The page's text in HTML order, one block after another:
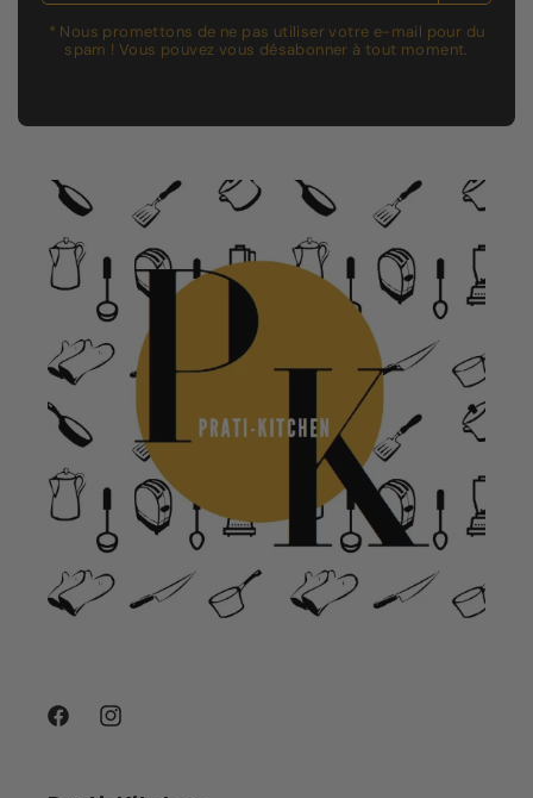
* Nous promettons de ne pas utiliser votre e-mail pour du
spam ! Vous pouvez vous désabonner à tout moment.
FacebookInstagram